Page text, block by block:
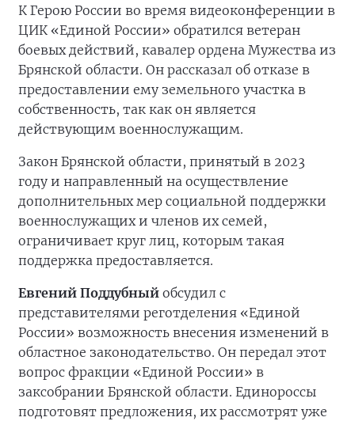
К Герою России во время видеоконференции в
ЦИК «Единой России» обратился ветеран
боевых действий, кавалер ордена Мужества из
Брянской области. Он рассказал об отказе в
предоставлении ему земельного участка в
собственность, так как он является
действующим военнослужащим.
Закон Брянской области, принятый в 2023
году и направленный на осуществление
дополнительных мер социальной поддержки
военнослужащих и членов их семей,
ограничивает круг лиц, которым такая
поддержка предоставляется.
Евгений Поддубный обсудил с
представителями реготделения «Единой
России» возможность внесения изменений в
областное законодательство. Он передал этот
вопрос фракции «Единой России» в
заксобрании Брянской области. Единороссы
подготовят предложения, их рассмотрят уже